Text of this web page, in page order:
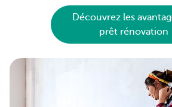
Découvrez les
prêt rénovation